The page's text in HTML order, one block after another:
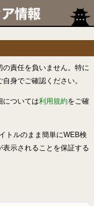
責任を負いません。特に
身でご確認ください。
については利用規約をご確
トルのまま簡単にWEB検
示されることを保証する